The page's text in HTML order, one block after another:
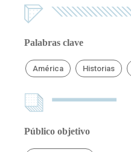
Palabras clave
América Historias
Público objetivo